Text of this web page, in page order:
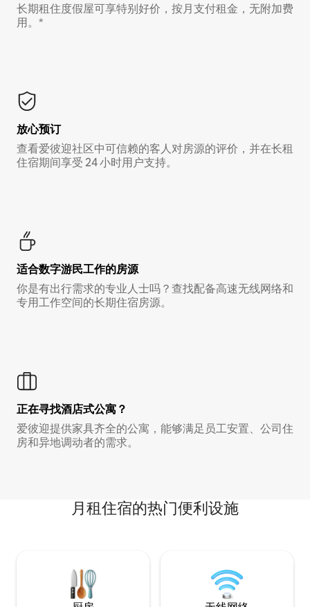
长期租住度假屋可享特别好价，按月支付租金，无附加费
用。*
放心预订
查看爱彼迎社区中可信赖的客人对房源的评价，并在长租
住宿期间享受 24 小时用户支持。
适合数字游民工作的房源
你是有出行需求的专业人士吗？查找配备高速无线网络和
专用工作空间的长期住宿房源。
正在寻找酒店式公寓？
爱彼迎提供家具齐全的公寓，能够满足员工安置、公司住
房和异地调动者的需求。
月租住宿的热门便利设施